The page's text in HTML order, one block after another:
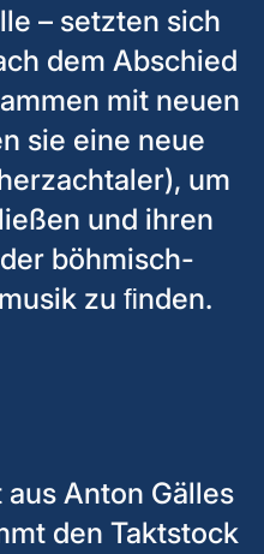
– setzten sich
dem Abschied
mit neuen
sie eine neue
um
und ihren
böhmisch-
zu ﬁnden.
Anton Gälles
den Taktstock